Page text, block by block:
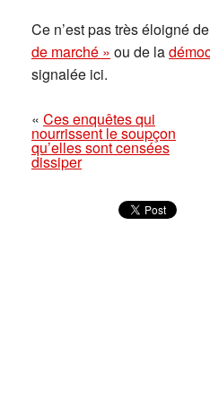
Ce n’est pas très éloigné
de marché » ou de la
signalée ici.
« Ces enquêtes qui
nourrissent le soupçon
qu’elles sont censées
dissiper